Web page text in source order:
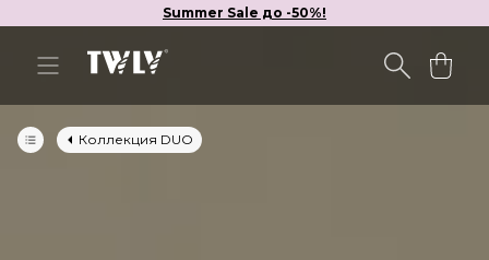
Summer Sale до -50%!
Коллекция DUO